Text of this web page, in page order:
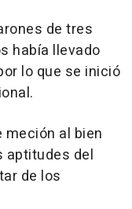
de tres
había llevado
lo que se inició
al bien
aptitudes del
de los